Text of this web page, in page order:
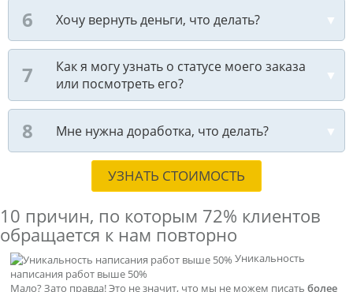
Хочу вернуть деньги, что делать?
Как я могу узнать о статусе моего заказа
или посмотреть его?
Мне нужна доработка, что делать?
УЗНАТЬ СТОИМОСТЬ
10 причин, по которым 72% клиентов
обращается к нам повторно
Уникальность
написания работ выше 50%
Мало? Зато правда! Это не значит, что мы не можем писать более